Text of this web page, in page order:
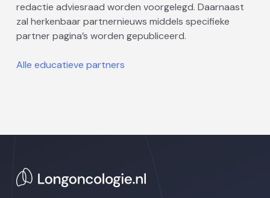
redactie adviesraad worden voorgelegd. Daarnaast
zal herkenbaar partnernieuws middels specifieke
partner pagina’s worden gepubliceerd.
Alle educatieve partners